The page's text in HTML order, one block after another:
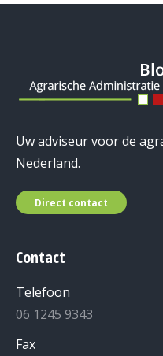
Uw adviseur voor de
Nederland.
Direct contact
Contact
Telefoon
06 1245 9343
Fax